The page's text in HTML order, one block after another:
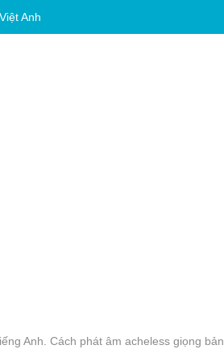
Anh
Anh. Cách phát âm acheless giọng bản